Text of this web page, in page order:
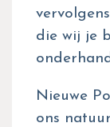
die wij je
Nieuwe
ons